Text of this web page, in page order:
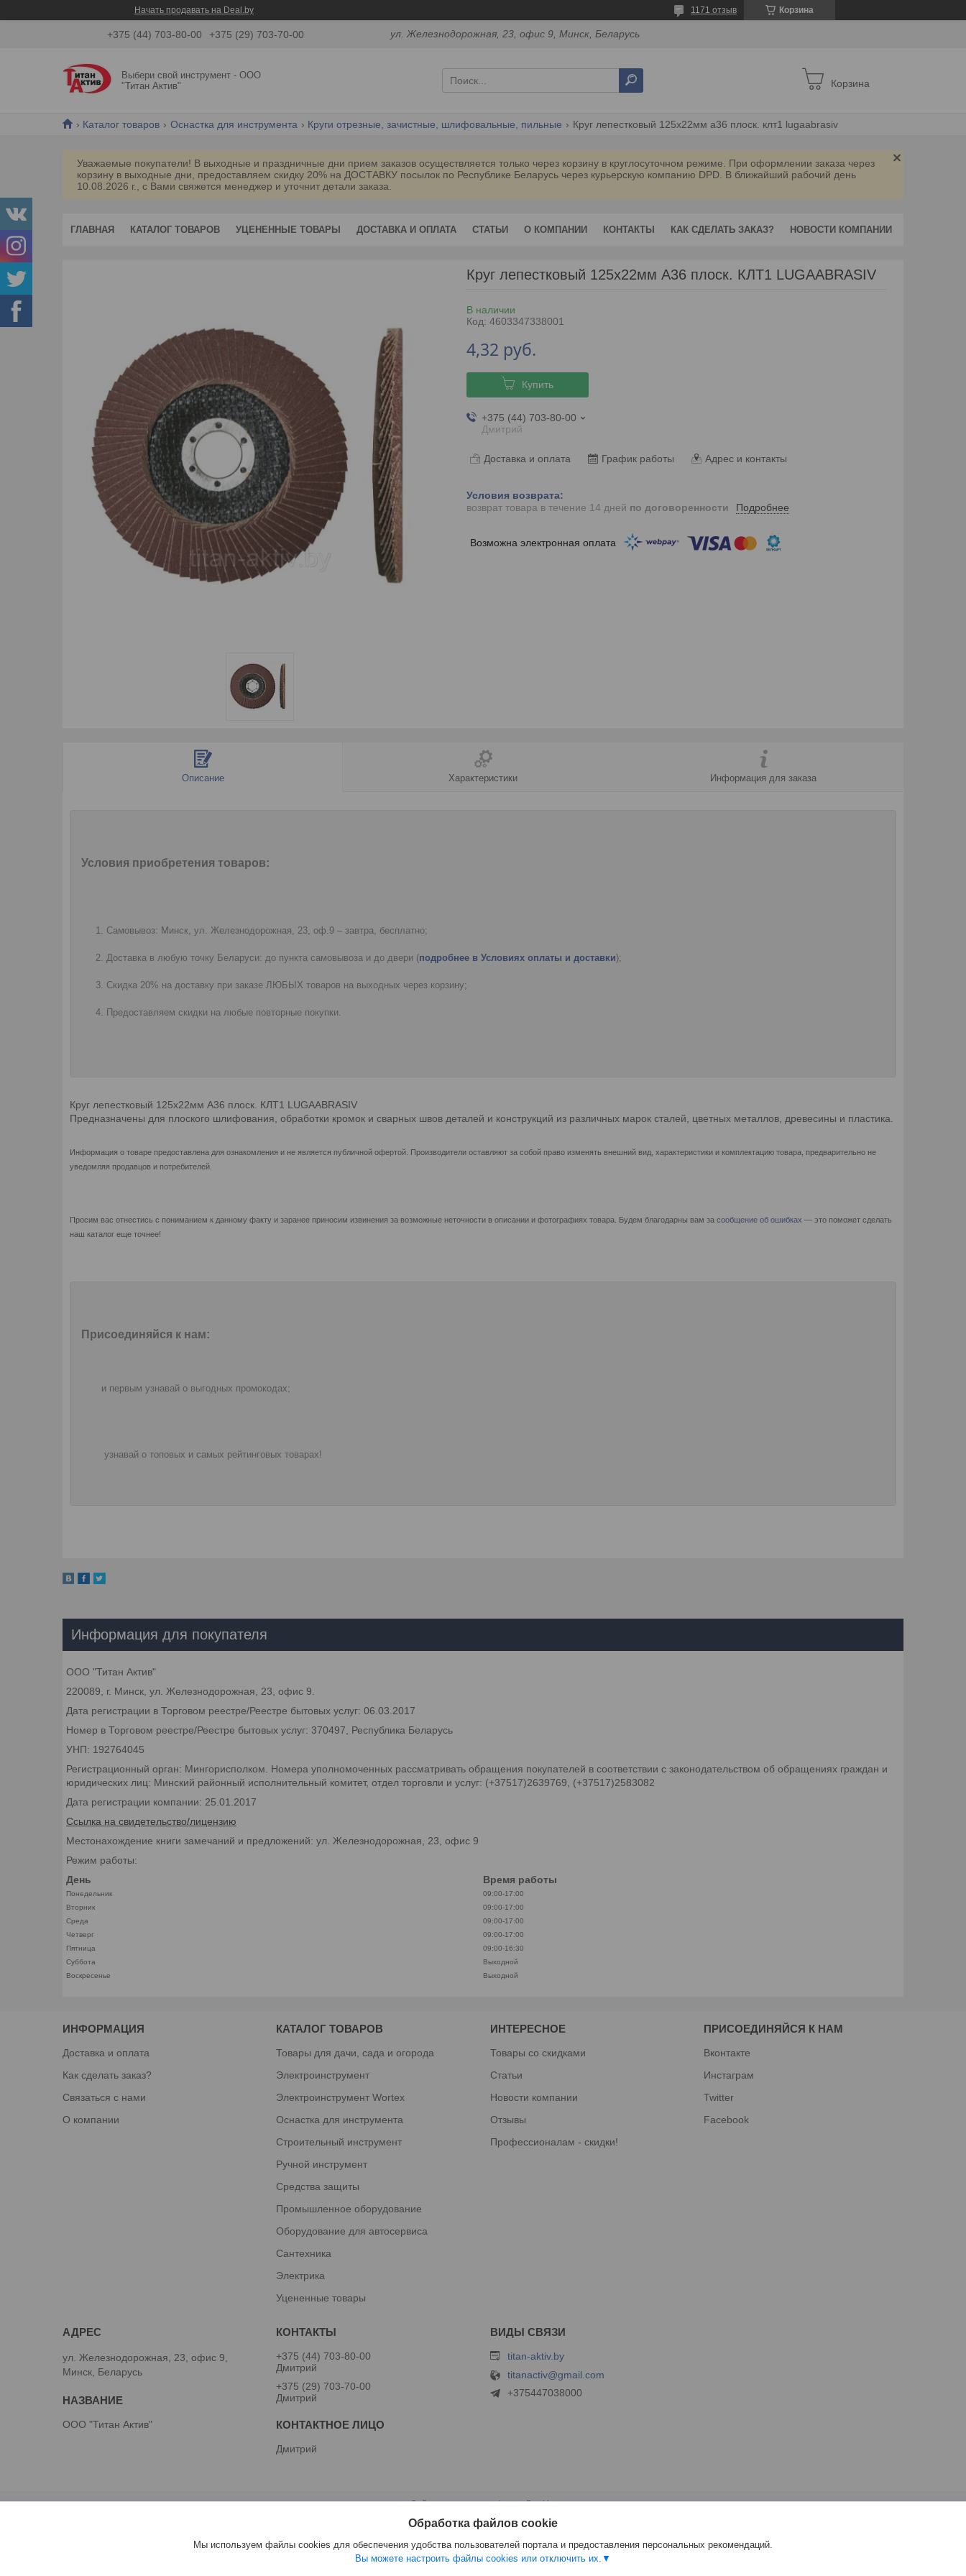
Начать продавать на Deal.by Корзина
1171 отзыв
+375 (44) 703-80-00 +375 (29) 703-70-00 ул. Железнодорожная, 23, офис 9, Минск, Беларусь
Выбери свой инструмент - ООО
"Титан Актив"
Корзина
Каталог товаров Оснастка для инструмента Круги отрезные, зачистные, шлифовальные, пильные Круг лепестковый 125х22мм а36 плоск. клт1 lugaabrasiv
Уважаемые покупатели! В выходные и праздничные дни прием заказов осуществляется только через корзину в круглосуточном режиме. При оформлении заказа через
корзину в выходные дни, предоставляем скидку 20% на ДОСТАВКУ посылок по Республике Беларусь через курьерскую компанию DPD. В ближайший рабочий день
10.08.2026 г., с Вами свяжется менеджер и уточнит детали заказа.
ГЛАВНАЯ КАТАЛОГ ТОВАРОВ УЦЕНЕННЫЕ ТОВАРЫ ДОСТАВКА И ОПЛАТА СТАТЬИ О КОМПАНИИ КОНТАКТЫ КАК СДЕЛАТЬ ЗАКАЗ? НОВОСТИ КОМПАНИИ
Круг лепестковый 125х22мм А36 плоск. КЛТ1 LUGAABRASIV
В наличии
Код: 4603347338001
4,32 руб.
Купить
+375 (44) 703-80-00
Дмитрий
Доставка и оплата График работы Адрес и контакты
возврат товара в течение 14 дней по договоренности Подробнее
Описание Характеристики Информация для заказа
Условия приобретения товаров:
Самовывоз: Минск, ул. Железнодорожная, 23, оф.9 – завтра, бесплатно;
Доставка в любую точку Беларуси: до пункта самовывоза и до двери (подробнее в Условиях оплаты и доставки);
Скидка 20% на доставку при заказе ЛЮБЫХ товаров на выходных через корзину;
Предоставляем скидки на любые повторные покупки.
Круг лепестковый 125х22мм А36 плоск. КЛТ1 LUGAABRASIV
Предназначены для плоского шлифования, обработки кромок и сварных швов деталей и конструкций из различных марок сталей, цветных металлов, древесины и пластика.
Информация о товаре предоставлена для ознакомления и не является публичной офертой. Производители оставляют за собой право изменять внешний вид, характеристики и комплектацию товара, предварительно не
уведомляя продавцов и потребителей.
Просим вас отнестись с пониманием к данному факту и заранее приносим извинения за возможные неточности в описании и фотографиях товара. Будем благодарны вам за сообщение об ошибках — это поможет сделать
наш каталог еще точнее!
Присоединяйся к нам:
и первым узнавай о выгодных промокодах;
узнавай о топовых и самых рейтинговых товарах!
Информация для покупателя
ООО "Титан Актив"
220089, г. Минск, ул. Железнодорожная, 23, офис 9.
Дата регистрации в Торговом реестре/Реестре бытовых услуг: 06.03.2017
Номер в Торговом реестре/Реестре бытовых услуг: 370497, Республика Беларусь
УНП: 192764045
Регистрационный орган: Мингорисполком. Номера уполномоченных рассматривать обращения покупателей в соответствии с законодательством об обращениях граждан и
юридических лиц: Минский районный исполнительный комитет, отдел торговли и услуг: (+37517)2639769, (+37517)2583082
Дата регистрации компании: 25.01.2017
Ссылка на свидетельство/лицензию
Местонахождение книги замечаний и предложений: ул. Железнодорожная, 23, офис 9
Режим работы:
День
Время работы
Понедельник
09:00-17:00
Вторник
09:00-17:00
Среда
09:00-17:00
Четверг
09:00-17:00
Пятница
09:00-16:30
Суббота
Выходной
Воскресенье
Выходной
ИНФОРМАЦИЯ
Доставка и оплата
Как сделать заказ?
Связаться с нами
О компании
КАТАЛОГ ТОВАРОВ
Товары для дачи, сада и огорода
Электроинструмент
Электроинструмент Wortex
Оснастка для инструмента
Строительный инструмент
Ручной инструмент
Средства защиты
Промышленное оборудование
Оборудование для автосервиса
Сантехника
Электрика
Уцененные товары
ИНТЕРЕСНОЕ
Товары со скидками
Статьи
Новости компании
Отзывы
Профессионалам - скидки!
ПРИСОЕДИНЯЙСЯ К НАМ
Вконтакте
Инстаграм
Twitter
Facebook
ул. Железнодорожная, 23, офис 9,
Минск, Беларусь
ООО "Титан Актив"
+375 (44) 703-80-00
Дмитрий
+375 (29) 703-70-00
Дмитрий
Дмитрий
titan-aktiv.by
titanactiv@gmail.com
+375447038000
Сайт создан на платформе Deal.by
Политика обработки файлов cookies
Обработка файлов cookie
Мы используем файлы cookies для обеспечения удобства пользователей портала и предоставления персональных рекомендаций.
Вы можете настроить файлы cookies или отключить их.
ООО "Титан Актив" | Пожаловаться на контент
Select Language ▼